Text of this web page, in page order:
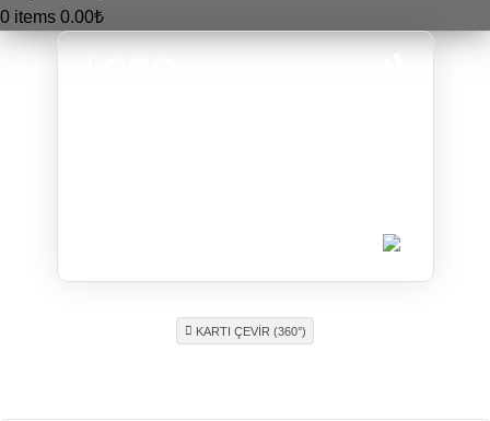
0 items 0.00₺
KARTI ÇEVİR (360°)